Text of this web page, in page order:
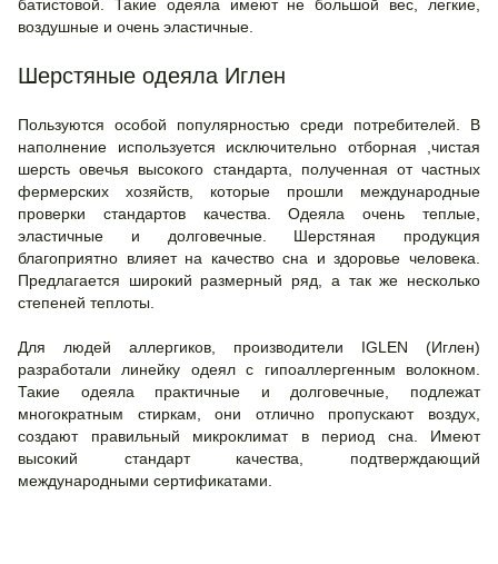
батистовой. Такие одеяла имеют не большой вес, легкие,
воздушные и очень эластичные.
Шерстяные одеяла Иглен
Пользуются особой популярностью среди потребителей. В
наполнение используется исключительно отборная ,чистая
шерсть овечья высокого стандарта, полученная от частных
фермерских хозяйств, которые прошли международные
проверки стандартов качества. Одеяла очень теплые,
эластичные и долговечные. Шерстяная продукция
благоприятно влияет на качество сна и здоровье человека.
Предлагается широкий размерный ряд, а так же несколько
степеней теплоты.
Для людей аллергиков, производители IGLEN (Иглен)
разработали линейку одеял с гипоаллергенным волокном.
Такие одеяла практичные и долговечные, подлежат
многократным стиркам, они отлично пропускают воздух,
создают правильный микроклимат в период сна. Имеют
высокий стандарт качества, подтверждающий
международными сертификатами.